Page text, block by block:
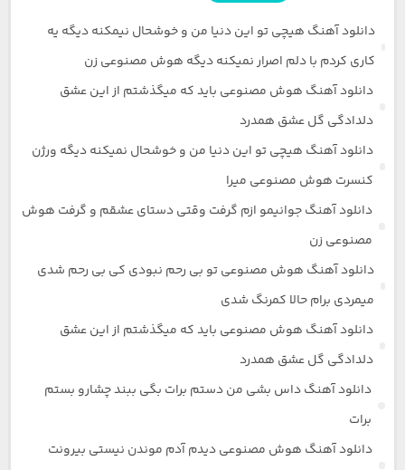
دانلود آهنگ هیچی تو این دنیا من و خوشحال نیمکنه دیگه یه
کاری کردم با دلم اصرار نمیکنه دیگه هوش مصنوعی زن
دانلود آهنگ هوش مصنوعی باید که میگذشتم از این عشق
دلدادگی گل عشق همدرد
دانلود آهنگ هیچی تو این دنیا من و خوشحال نمیکنه دیگه ورژن
کنسرت هوش مصنوعی میرا
دانلود آهنگ جوانیمو ازم گرفت وقتی دستای عشقم و گرفت هوش
مصنوعی زن
دانلود آهنگ هوش مصنوعی تو بی رحم نبودی کی بی رحم شدی
میمردی برام حالا کمرنگ شدی
دانلود آهنگ هوش مصنوعی باید که میگذشتم از این عشق
دلدادگی گل عشق همدرد
دانلود آهنگ داس بشی من دستم برات بگی ببند چشارو بستم
برات
دانلود آهنگ هوش مصنوعی دیدم آدم موندن نیستی بیرونت